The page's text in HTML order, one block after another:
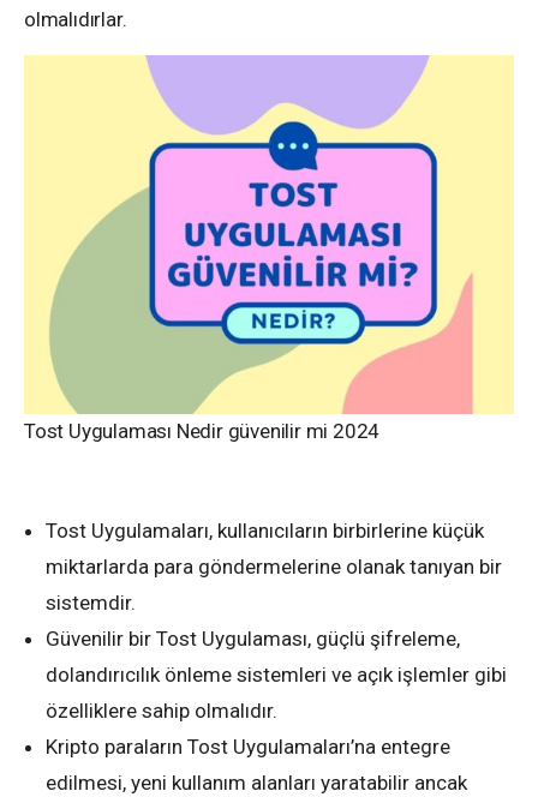
olmalıdırlar.
Tost Uygulaması Nedir güvenilir mi 2024
Tost Uygulamaları, kullanıcıların birbirlerine küçük
miktarlarda para göndermelerine olanak tanıyan bir
sistemdir.
Güvenilir bir Tost Uygulaması, güçlü şifreleme,
dolandırıcılık önleme sistemleri ve açık işlemler gibi
özelliklere sahip olmalıdır.
Kripto paraların Tost Uygulamaları’na entegre
edilmesi, yeni kullanım alanları yaratabilir ancak